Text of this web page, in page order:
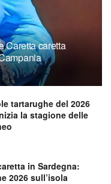
Caretta caretta
tartarughe del 2026
la stagione delle
in Sardegna:
2026 sull’isola